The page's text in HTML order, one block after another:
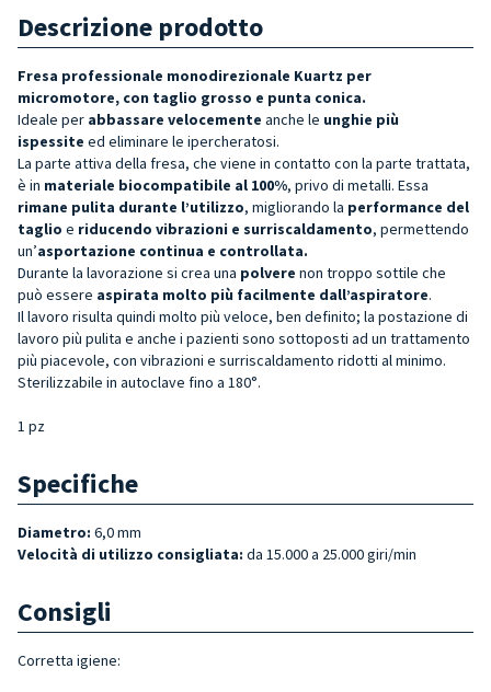
Descrizione prodotto
Fresa professionale monodirezionale Kuartz per
micromotore, con taglio grosso e punta conica.
Ideale per abbassare velocemente anche le unghie più
ispessite ed eliminare le ipercheratosi.
La parte attiva della fresa, che viene in contatto con la parte trattata,
è in materiale biocompatibile al 100%, privo di metalli. Essa
rimane pulita durante l’utilizzo, migliorando la performance del
taglio e riducendo vibrazioni e surriscaldamento, permettendo
un’asportazione continua e controllata.
Durante la lavorazione si crea una polvere non troppo sottile che
può essere aspirata molto più facilmente dall’aspiratore.
Il lavoro risulta quindi molto più veloce, ben definito; la postazione di
lavoro più pulita e anche i pazienti sono sottoposti ad un trattamento
più piacevole, con vibrazioni e surriscaldamento ridotti al minimo.
Sterilizzabile in autoclave fino a 180°.
1 pz
Specifiche
Diametro: 6,0 mm
Velocità di utilizzo consigliata: da 15.000 a 25.000 giri/min
Consigli
Corretta igiene: